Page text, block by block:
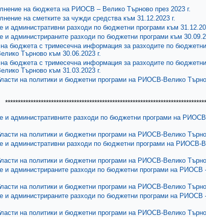
на бюджета на РИОСВ – Велико Търново през 2023 г.
на сметките за чужди средства към 31.12.2023 г.
и административни разходи по бюджетни програми към
и администрираните разходи по бюджетни програми към
бюджета с тримесечна информация за разходите по
Търново към 30.06.2023 г.
бюджета с тримесечна информация за разходите по
Търново към 31.03.2023 г.
на политики и бюджетни програми на РИОСВ-Велико
и административните разходи по бюджетни програми на
на политики и бюджетни програми на РИОСВ-Велико
и административни разходи по бюджетни програми на РИОСВ-
на политики и бюджетни програми на РИОСВ-Велико
и администрираните разходи по бюджетни програми на РИОСВ
на политики и бюджетни програми на РИОСВ-Велико
и администрираните разходи по бюджетни програми на РИОСВ
на политики и бюджетни програми на РИОСВ-Велико